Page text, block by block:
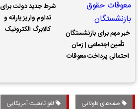
خبر مهم برای بازنشستگان
تأمین اجتماعی | زمان
احتمالی پرداخت معوقات
شرط جدید دولت برای
تداوم واریز یارانه و
کالابرگ الکترونیک
صف‌های طولانی لغو تابعیت آمریکایی